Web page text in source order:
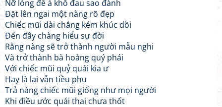
Nỡ lòng để ả khổ đau sao đành
Đặt lên ngai một nàng rõ đẹp
Chiếc mũi dài chẳng kém khúc dồi
Đến đây chàng hiểu sự đời
Rằng nàng sẽ trở thành người mẫu nghi
Và trở thành bà hoàng quý phái
Với chiếc mũi quỷ quái kia ư
Hay là lại vẫn tiều phu
Trả nàng chiếc mũi giống như mọi người
Khi điều ước quái thai chưa thốt